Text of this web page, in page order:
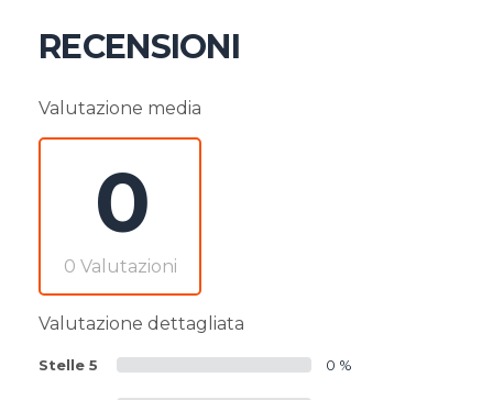
RECENSIONI
Valutazione media
0
0 Valutazioni
Valutazione dettagliata
Stelle 5 0 %